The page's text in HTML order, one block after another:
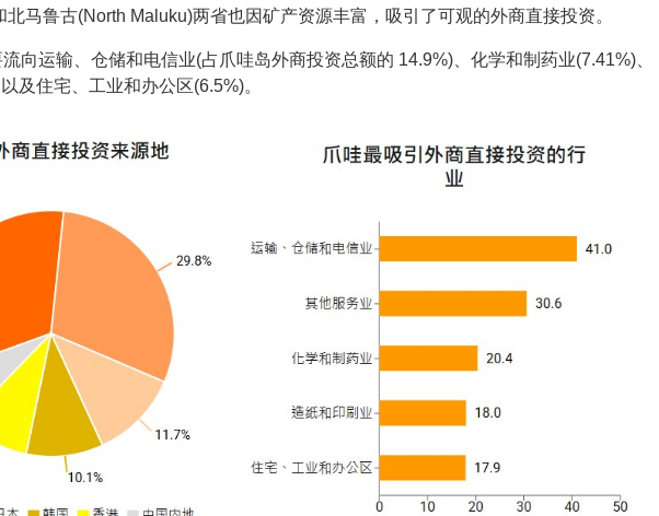
马鲁古(North Maluku)两省也因矿产资源丰富，吸引了可观的外商直接投资。
向运输、仓储和电信业(占爪哇岛外商投资总额的 14.9%)、化学和制药业(7.41%)、
及住宅、工业和办公区(6.5%)。